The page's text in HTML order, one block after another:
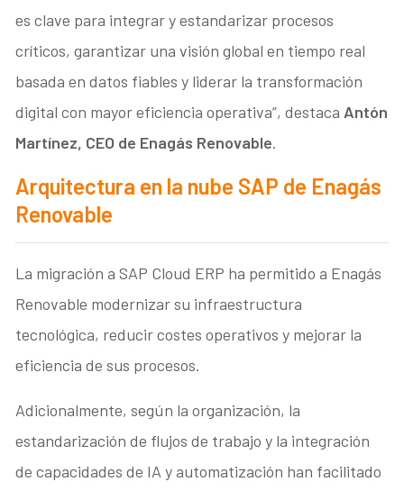
es clave para integrar y estandarizar procesos
críticos, garantizar una visión global en tiempo real
basada en datos fiables y liderar la transformación
digital con mayor eficiencia operativa”, destaca Antón
Martínez, CEO de Enagás Renovable.
Arquitectura en la nube SAP de Enagás
Renovable
La migración a SAP Cloud ERP ha permitido a Enagás
Renovable modernizar su infraestructura
tecnológica, reducir costes operativos y mejorar la
eficiencia de sus procesos.
Adicionalmente, según la organización, la
estandarización de flujos de trabajo y la integración
de capacidades de IA y automatización han facilitado